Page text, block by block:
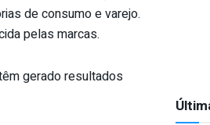
de consumo e varejo.
pelas marcas.
gerado resultados